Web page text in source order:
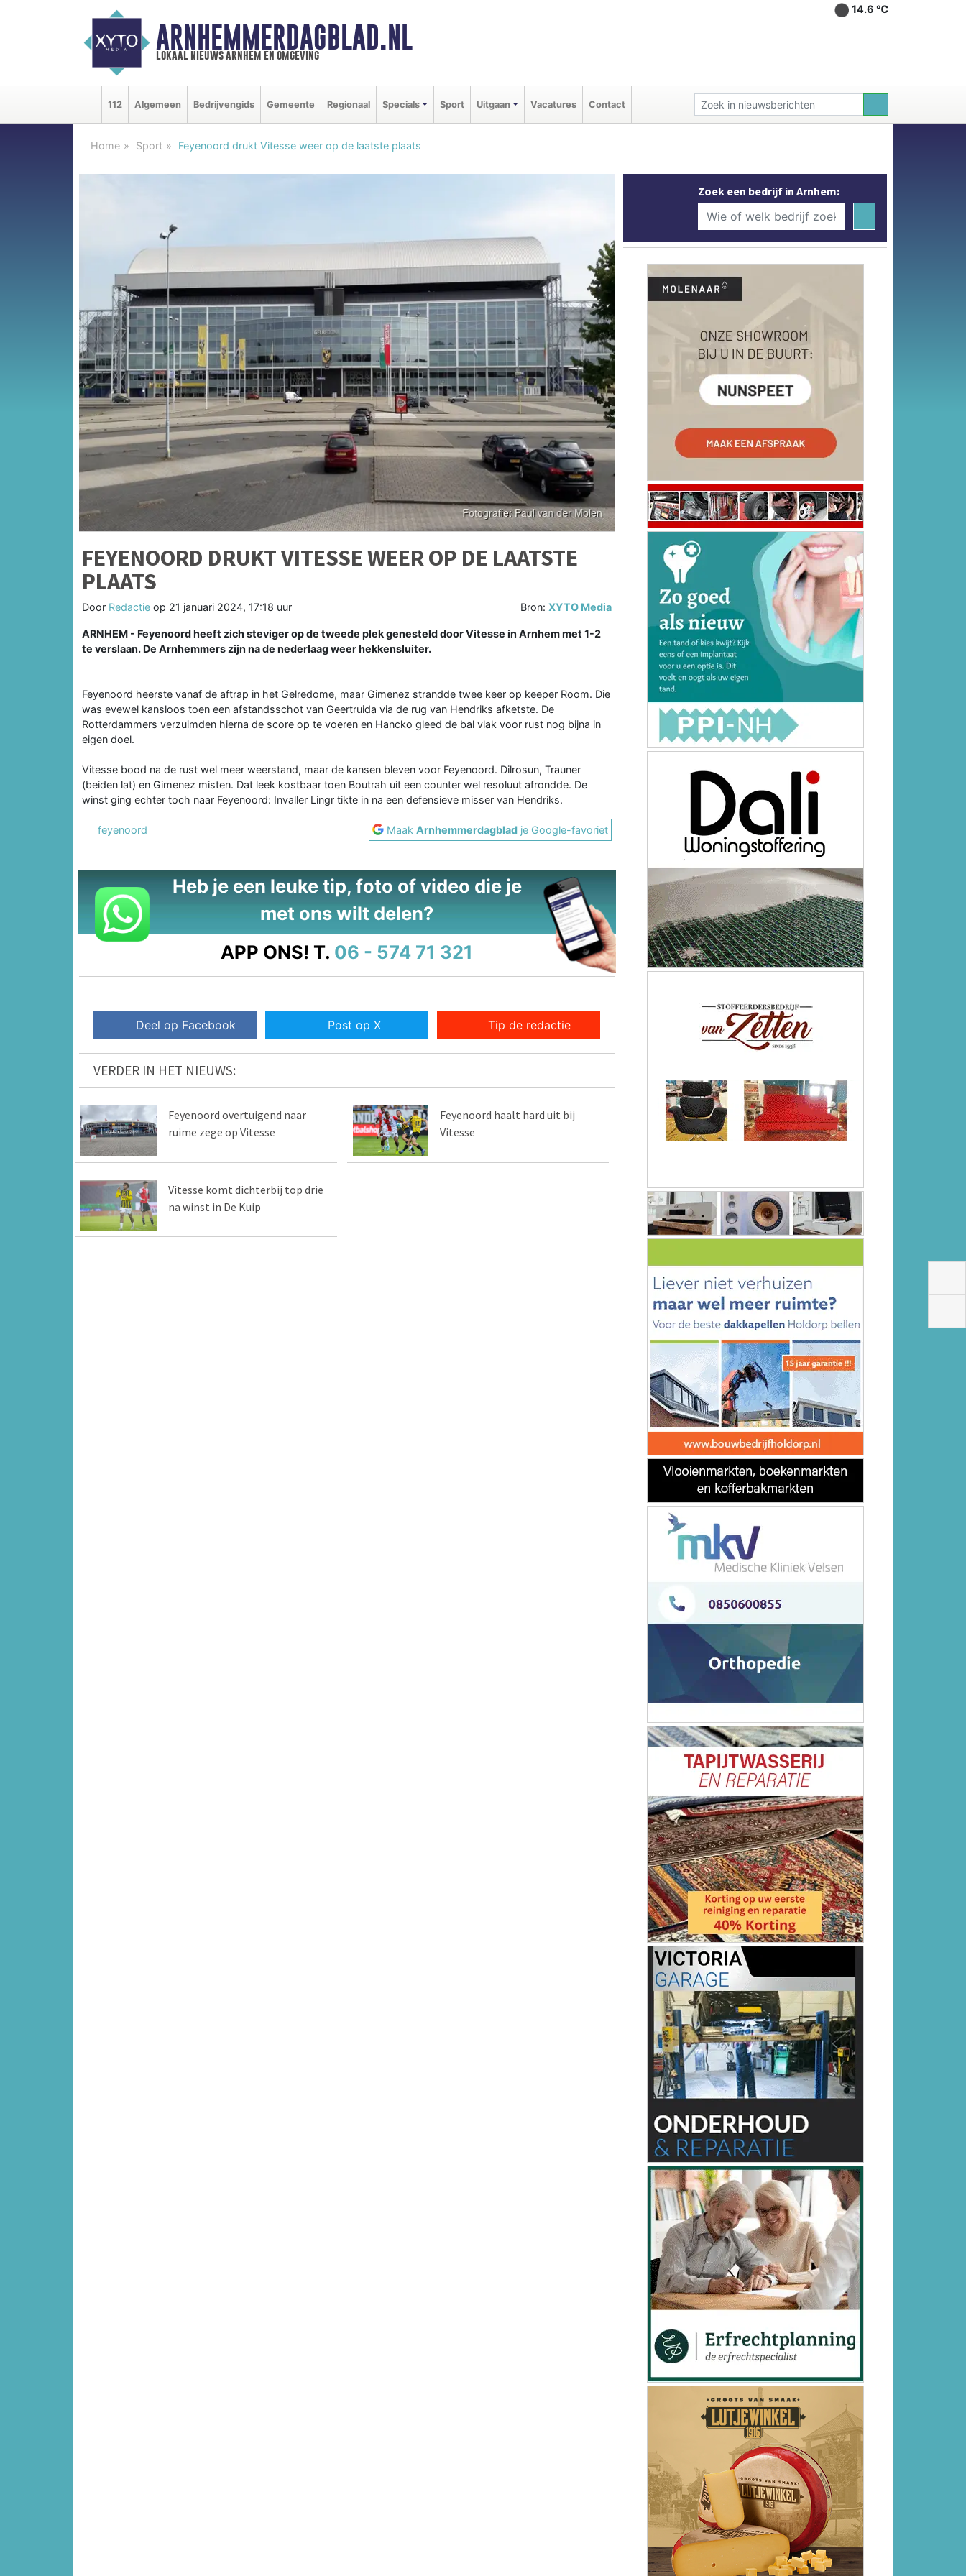
ARNHEMMERDAGBLAD.NL
lokaal nieuws arnhem en omgeving
14.6 ℃
112 Algemeen Bedrijvengids Gemeente Regionaal Specials Sport Uitgaan Vacatures Contact
Home Sport Feyenoord drukt Vitesse weer op de laatste plaats
FEYENOORD DRUKT VITESSE WEER OP DE LAATSTE
PLAATS
Door Redactie op 21 januari 2024, 17:18 uur Bron:XYTO Media
ARNHEM - Feyenoord heeft zich steviger op de tweede plek genesteld door Vitesse in Arnhem met 1-2
te verslaan. De Arnhemmers zijn na de nederlaag weer hekkensluiter.
Feyenoord heerste vanaf de aftrap in het Gelredome, maar Gimenez strandde twee keer op keeper Room. Die
was evewel kansloos toen een afstandsschot van Geertruida via de rug van Hendriks afketste. De
Rotterdammers verzuimden hierna de score op te voeren en Hancko gleed de bal vlak voor rust nog bijna in
eigen doel.
Vitesse bood na de rust wel meer weerstand, maar de kansen bleven voor Feyenoord. Dilrosun, Trauner
(beiden lat) en Gimenez misten. Dat leek kostbaar toen Boutrah uit een counter wel resoluut afrondde. De
winst ging echter toch naar Feyenoord: Invaller Lingr tikte in na een defensieve misser van Hendriks.
feyenoord MaakArnhemmerdagblad je Google-favoriet
Heb je een leuke tip, foto of video die je
met ons wilt delen?
APP ONS! T. 06 - 574 71 321
Deel op Facebook Post op X Tip de redactie
VERDER IN HET NIEUWS:
Feyenoord overtuigend naar
ruime zege op Vitesse
Feyenoord haalt hard uit bij
Vitesse
Vitesse komt dichterbij top drie
na winst in De Kuip
Zoek een bedrijf in Arnhem: